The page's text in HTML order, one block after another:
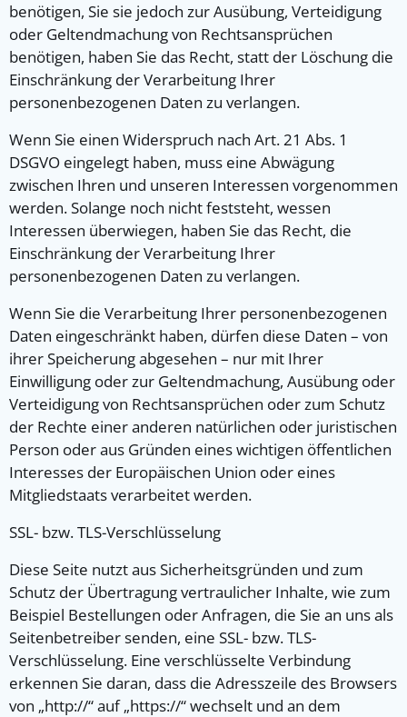
benötigen, Sie sie jedoch zur Ausübung, Verteidigung
oder Geltendmachung von Rechtsansprüchen
benötigen, haben Sie das Recht, statt der Löschung die
Einschränkung der Verarbeitung Ihrer
personenbezogenen Daten zu verlangen.
Wenn Sie einen Widerspruch nach Art. 21 Abs. 1
DSGVO eingelegt haben, muss eine Abwägung
zwischen Ihren und unseren Interessen vorgenommen
werden. Solange noch nicht feststeht, wessen
Interessen überwiegen, haben Sie das Recht, die
Einschränkung der Verarbeitung Ihrer
personenbezogenen Daten zu verlangen.
Wenn Sie die Verarbeitung Ihrer personenbezogenen
Daten eingeschränkt haben, dürfen diese Daten – von
ihrer Speicherung abgesehen – nur mit Ihrer
Einwilligung oder zur Geltendmachung, Ausübung oder
Verteidigung von Rechtsansprüchen oder zum Schutz
der Rechte einer anderen natürlichen oder juristischen
Person oder aus Gründen eines wichtigen öffentlichen
Interesses der Europäischen Union oder eines
Mitgliedstaats verarbeitet werden.
SSL- bzw. TLS-Verschlüsselung
Diese Seite nutzt aus Sicherheitsgründen und zum
Schutz der Übertragung vertraulicher Inhalte, wie zum
Beispiel Bestellungen oder Anfragen, die Sie an uns als
Seitenbetreiber senden, eine SSL- bzw. TLS-
Verschlüsselung. Eine verschlüsselte Verbindung
erkennen Sie daran, dass die Adresszeile des Browsers
von „http://“ auf „https://“ wechselt und an dem